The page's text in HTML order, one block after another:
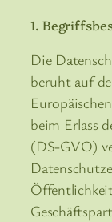
1.
Die
beruht auf
beim Erlass
(DS-GVO)